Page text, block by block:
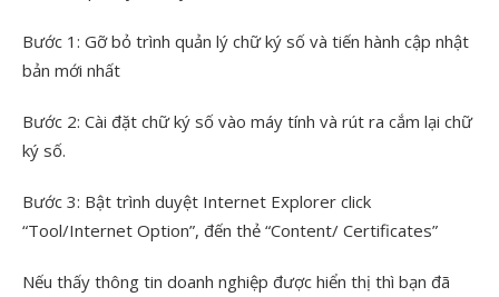
Bước 1: Gỡ bỏ trình quản lý chữ ký số và tiến hành cập nhật
bản mới nhất
Bước 2: Cài đặt chữ ký số vào máy tính và rút ra cắm lại chữ
ký số.
Bước 3: Bật trình duyệt Internet Explorer click
“Tool/Internet Option”, đến thẻ “Content/ Certificates”
Nếu thấy thông tin doanh nghiệp được hiển thị thì bạn đã